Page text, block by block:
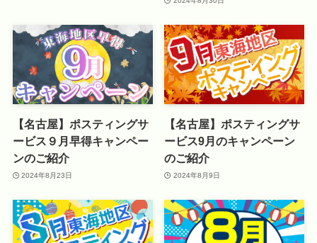
【名古屋】ポスティングサ
ービス９月早得キャンペー
ンのご紹介
2024年8月23日
【名古屋】ポスティングサ
ービス9月のキャンペーン
のご紹介
2024年8月9日